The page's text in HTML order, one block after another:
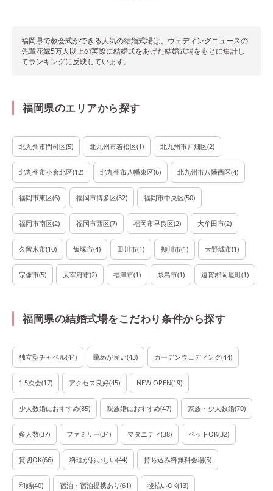
福岡県で教会式ができる人気の結婚式場は、ウェディングニュースの
先輩花嫁5万人以上の実際に結婚式をあげた結婚式場をもとに集計し
てランキングに反映しています。
福岡県のエリアから探す
北九州市門司区(5) 北九州市若松区(1) 北九州市戸畑区(2)
北九州市小倉北区(12) 北九州市八幡東区(6) 北九州市八幡西区(4)
福岡市東区(6) 福岡市博多区(32) 福岡市中央区(50)
福岡市南区(2) 福岡市西区(7) 福岡市早良区(2) 大牟田市(2)
久留米市(10) 飯塚市(4) 田川市(1) 柳川市(1) 大野城市(1)
宗像市(5) 太宰府市(2) 福津市(1) 糸島市(1) 遠賀郡岡垣町(1)
福岡県の結婚式場をこだわり条件から探す
独立型チャペル(44) 眺めが良い(43) ガーデンウェディング(44)
1.5次会(17) アクセス良好(45) NEW OPEN(19)
少人数婚におすすめ(85) 親族婚におすすめ(47) 家族・少人数婚(70)
多人数(37) ファミリー(34) マタニティ(38) ペットOK(32)
貸切OK(66) 料理がおいしい(44) 持ち込み料無料会場(5)
和婚(40) 宿泊・宿泊提携あり(61) 後払いOK(13)